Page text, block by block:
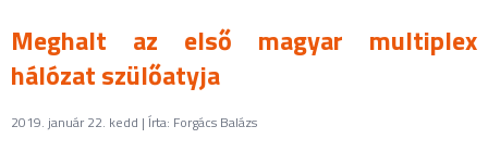
Meghalt az első magyar multiplex
hálózat szülőatyja
2019. január 22. kedd | Írta: Forgács Balázs